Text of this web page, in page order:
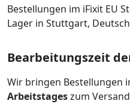
Bestellungen im iFixit EU
Lager in Stuttgart,
Bearbeitungszeit
Wir bringen Bestellungen
Arbeitstageszum